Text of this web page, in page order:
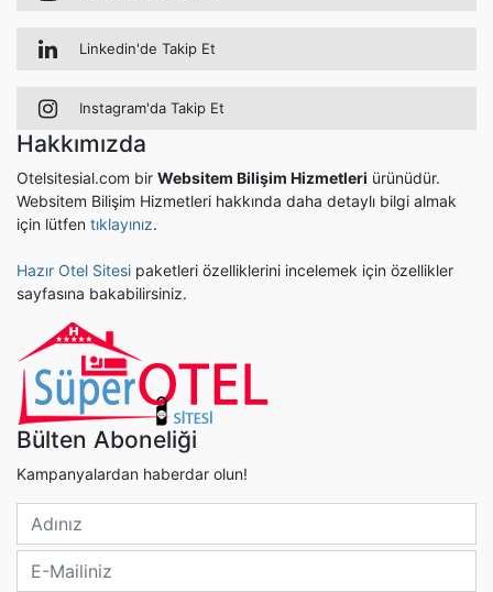
Linkedin'de Takip Et
Instagram'da Takip Et
Hakkımızda
Otelsitesial.com bir Websitem Bilişim Hizmetleri ürünüdür.
Websitem Bilişim Hizmetleri hakkında daha detaylı bilgi almak
için lütfen tıklayınız.
Hazır Otel Sitesi paketleri özelliklerini incelemek için özellikler
sayfasına bakabilirsiniz.
Bülten Aboneliği
Kampanyalardan haberdar olun!